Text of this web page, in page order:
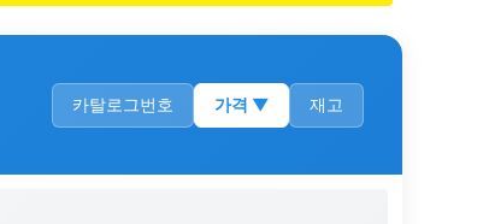
카탈로그번호 가격 ▼ 재고